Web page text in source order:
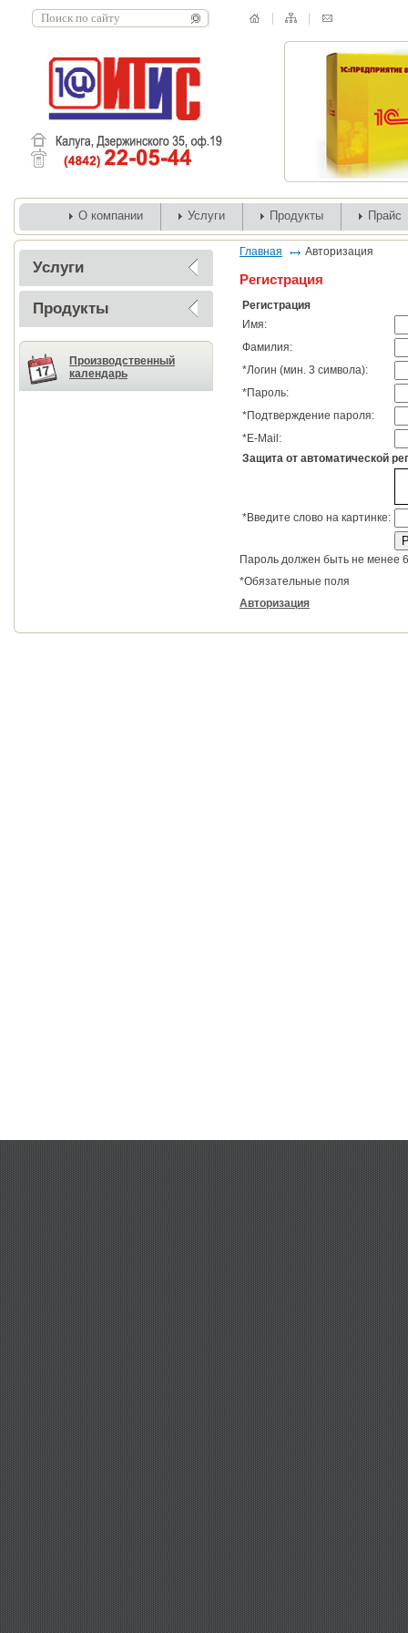
О компании Услуги Продукты Прайс
Услуги
Продукты
Производственный
календарь
Главная Авторизация
Регистрация
Регистрация
Имя:
Фамилия:
*Логин (мин. 3 символа):
*Пароль:
*Подтверждение пароля:
*E-Mail:
Защита от автоматической
*Введите слово на картинке:
Пароль должен быть не менее
*Обязательные поля
Авторизация